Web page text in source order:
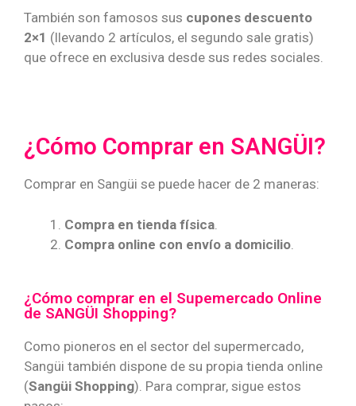
También son famosos sus cupones descuento
2×1 (llevando 2 artículos, el segundo sale gratis)
que ofrece en exclusiva desde sus redes sociales.
¿Cómo Comprar en SANGÜI?
Comprar en Sangüi se puede hacer de 2 maneras:
Compra en tienda física
Compra online con envío a domicilio
¿Cómo comprar en el Supemercado Online
de SANGÜI Shopping?
Como pioneros en el sector del supermercado,
Sangüi también dispone de su propia tienda online
(Sangüi Shopping). Para comprar, sigue estos